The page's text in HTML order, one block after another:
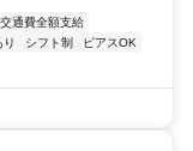
交通費全額支給
り シフト制
ピアスOK